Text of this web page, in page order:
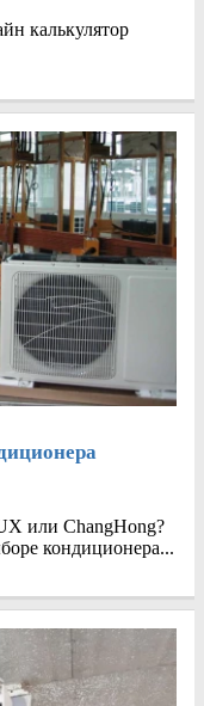
калькулятор
или ChangHong?
кондиционера...